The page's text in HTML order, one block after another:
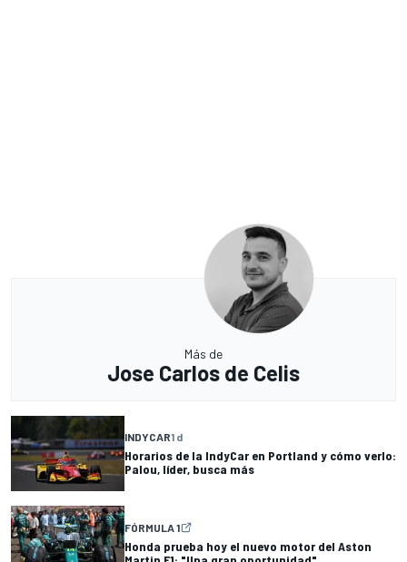
Más de
Jose Carlos de Celis
INDYCAR1 d
Horarios de la IndyCar en Portland y cómo verlo:
Palou, líder, busca más
FÓRMULA 1
Honda prueba hoy el nuevo motor del Aston